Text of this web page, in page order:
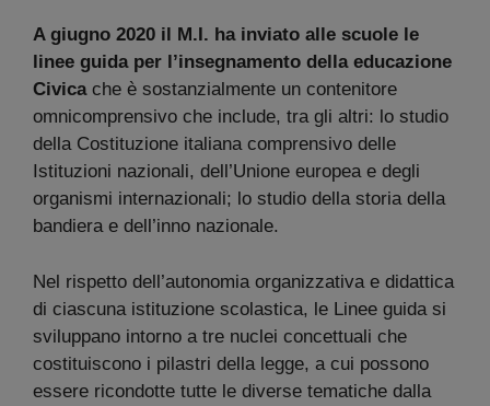
A giugno 2020 il M.I. ha inviato alle scuole le
linee guida per l’insegnamento della educazione
Civicache è sostanzialmente un contenitore
omnicomprensivo che include, tra gli altri: lo studio
della Costituzione italiana comprensivo delle
Istituzioni nazionali, dell’Unione europea e degli
organismi internazionali; lo studio della storia della
bandiera e dell’inno nazionale.
Nel rispetto dell’autonomia organizzativa e didattica
di ciascuna istituzione scolastica, le Linee guida si
sviluppano intorno a tre nuclei concettuali che
costituiscono i pilastri della legge, a cui possono
essere ricondotte tutte le diverse tematiche dalla